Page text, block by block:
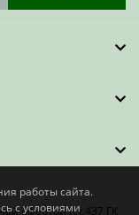
офертой (ст.437 ГК
работы сайта.
с условиями